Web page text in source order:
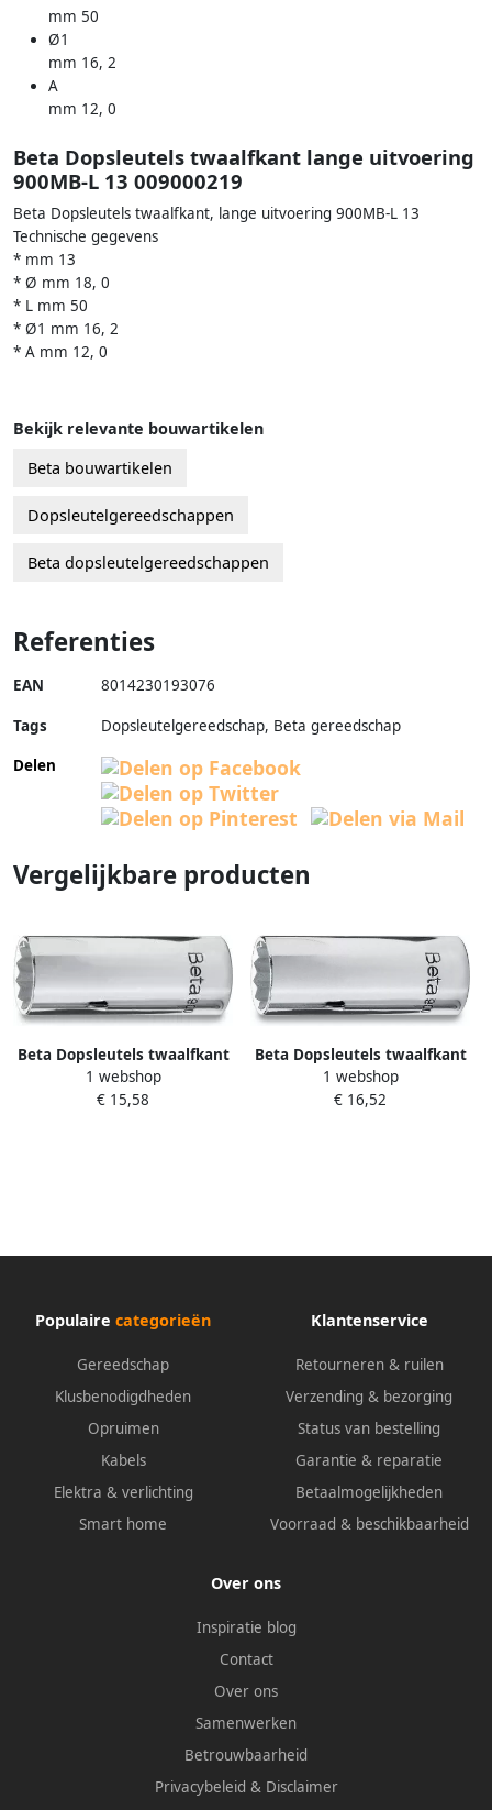
mm 50
Ø1
mm 16, 2
A
mm 12, 0
Beta Dopsleutels twaalfkant lange uitvoering
900MB-L 13 009000219
Beta Dopsleutels twaalfkant, lange uitvoering 900MB-L 13
Technische gegevens
* mm 13
* Ø mm 18, 0
* L mm 50
* Ø1 mm 16, 2
* A mm 12, 0
Bekijk relevante bouwartikelen
Beta bouwartikelen
Dopsleutelgereedschappen
Beta dopsleutelgereedschappen
Referenties
EAN 8014230193076
Tags
Dopsleutelgereedschap, Beta gereedschap
Delen
Vergelijkbare producten
Beta Dopsleutels twaalfkant
lange uitvoering 900MB-L 9
009000215
1 webshop
€ 15,58
Beta Dopsleutels twaalfkant
lange uitvoering 900MB-L 12
009000218
1 webshop
€ 16,52
Populaire categorieën
Gereedschap
Klusbenodigdheden
Opruimen
Kabels
Elektra & verlichting
Smart home
Klantenservice
Retourneren & ruilen
Verzending & bezorging
Status van bestelling
Garantie & reparatie
Betaalmogelijkheden
Voorraad & beschikbaarheid
Over ons
Inspiratie blog
Contact
Over ons
Samenwerken
Betrouwbaarheid
Privacybeleid & Disclaimer